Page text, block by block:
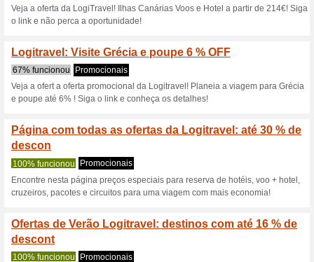
Vá parawww.logitravel.pt
Receba avisos de cupons
adicionados a esta loja..
Descontos e